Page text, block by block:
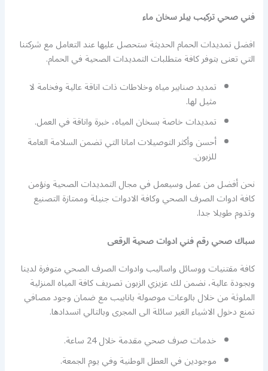
فني صحي تركيب بيلر سخان ماء
افضل تمديدات الحمام الحديثة ستحصل عليها عند التعامل مع شركتنا
التي تعنى بتوفر كافة متطلبات التمديدات الصحية في الحمام.
تمديد صنابير مياه وخلاطات ذات اناقة عالية وفخامة لا
مثيل لها.
تمديدات خاصة بسخان المياه، خبرة واناقة في العمل.
أحسن وأكثر التوصيلات امانا التي تضمن السلامة العامة
للزبون.
نحن أفضل من عمل وسيعمل في مجال التمديدات الصحية ونؤمن
كافة ادوات الصرف الصحي وكافة الادوات جنيلة وممتازة التصنيع
وتدوم طويلا جدا.
سباك صحي رقم فني ادوات صحية الرقعى
كافة مقتنيات ووسائل واساليب وادوات الصرف الصحي متوفرة لدينا
وبجودة عالية، نضمن لك عزيزي الزبون تصريف كافة المياه المنزلية
الملوثة من خلال بالوعات موصولة بانابيب مع ضمان وجود مصافي
تمنع دخول الاشياء الغير سائلة الى المجرى وبالتالي انسدادها.
خدمات صرف صحي مقدمة خلال 24 ساعة.
موجودين في العطل الوطنية وفي يوم الجمعة.